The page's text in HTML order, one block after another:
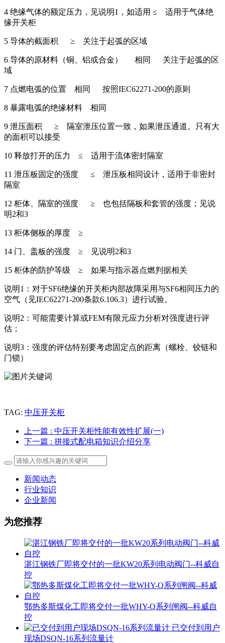
4 绝缘气体的额定压力，见说明1，如适用 ≤ 适用于气体绝
缘开关柜
5 导体的截面积 ≥ 关注于起弧的区域
6 导体的原材料（铜、铝或合金） 相同 关注于起弧的区
域
7 点燃电弧的位置 相同 按照IEC62271-200的原则
8 暴露电弧的绝缘材料 相同
9 泄压面积 ≥ 隔室泄压位置一致，如果泄压通道。只有大
的面积可以接受
10 释放打开的压力 ≤ 适用于流体密封隔室
11 泄压板固定的强度 ≤ 泄压板相同设计，适用于非密封
隔室
12 柜体、隔室的强度 ≥ 也包括隔板和套管的强度；见说
明2和3
13 柜体侧板的厚度 ≥
14 门、盖板的强度 ≥ 见说明2和3
15 柜体的防护等级 ≥ 如果与指示器点燃判据相关
说明1：对于SF6绝缘的开关柜内部故障采用与SF6相同压力的
空气（见IEC62271-200条款6.106.3）进行试验。
说明2：可能需要计算或FEM有限元应力分析对强度进行评
估；
说明3：强度的评估特别要考虑固定点的距离（螺栓、铰链和
门锁）
TAG: 中压开关柜
上一篇 : 中压开关柜性能有效性扩展(一)
下一篇 : 拼接式配电箱知识介绍分享
新闻动态
行业知识
企业新闻
为您推荐
湛江钢铁厂即将交付的一批KW20系列电动阀门--科威自
控
鄂热多斯煤化工即将交付一批WHY-Q系列闸阀--科威自
控
已交付到用户
现场DSQN-16系列流量计